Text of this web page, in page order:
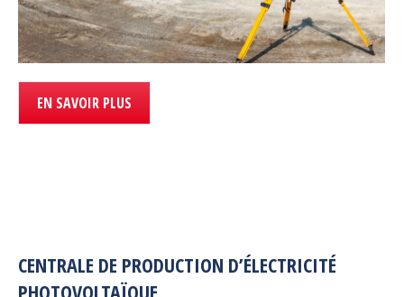
EN SAVOIR PLUS
CENTRALE DE PRODUCTION D’ÉLECTRICITÉ
PHOTOVOLTAÏQUE